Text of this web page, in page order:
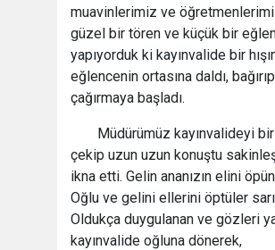
muavinlerimiz ve
güzel bir tören ve küçük bir
yapıyorduk ki kayınvalide bir
eğlencenin ortasına daldı, bağırıp
çağırmaya başladı.
Müdürümüz kayınvalideyi
çekip uzun uzun konuştu
ikna etti. Gelin ananızın elini
Oğlu ve gelini ellerini öptüler
Oldukça duygulanan ve gözleri
kayınvalide oğluna dönerek,